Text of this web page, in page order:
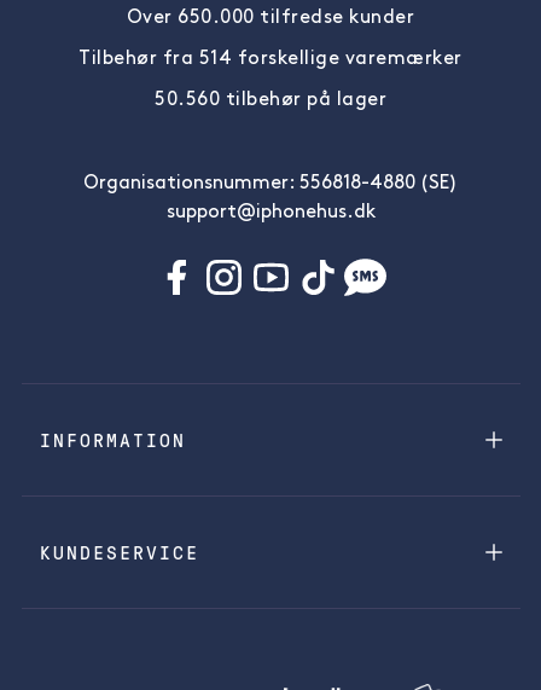
Over 650.000 tilfredse kunder
Tilbehør fra 514 forskellige varemærker
50.560 tilbehør på lager
Organisationsnummer: 556818-4880 (SE)
support@iphonehus.dk
INFORMATION
KUNDESERVICE